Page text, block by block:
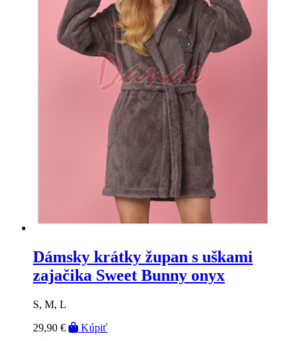
Dámsky krátky župan s uškami
zajačika Sweet Bunny onyx
S, M, L
29,90 €
Kúpiť